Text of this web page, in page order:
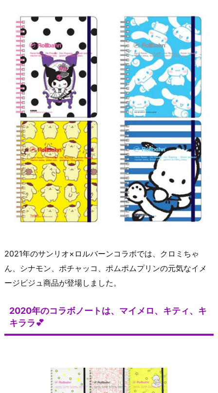
2021年のサンリオ×ロルバーンコラボでは、クロミちゃ
ん、シナモン、ポチャッコ、ポムポムプリンの元気なイメ
ージビジュ商品が登場しました。
2020年のコラボノートは、マイメロ、キティ、キ
キララ💕